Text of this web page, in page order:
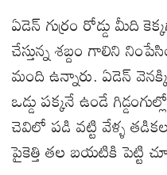
ఏడెన్ గుర్రం రోడ్డు మీది
చేస్తున్న శబ్దం గాలిని
మంది ఉన్నారు. ఏడెన్
ఒడ్డు పక్కనే ఉండే
చెవిలో పడి వట్టి వేళ్ళ
పైకెత్తి తల బయటికి పెట్టి